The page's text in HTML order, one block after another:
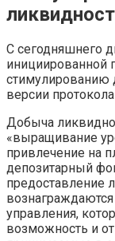
С сегодняшнего
инициированной
стимулированию
версии
Добыча
«выращивание
привлечение на
депозитарный
предоставление
управления,
возможность и